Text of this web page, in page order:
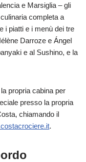
e Marsiglia – gli
completa a
i piatti e i menù dei tre
Darroze e Ángel
e al Sushino, e la
propria cabina per
presso la propria
chiamando il
.